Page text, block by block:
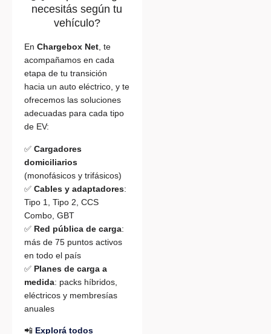
necesitás según tu
vehículo?
En Chargebox Net, te
acompañamos en cada
etapa de tu transición
hacia un auto eléctrico, y te
ofrecemos las soluciones
adecuadas para cada tipo
de EV:
✅ Cargadores
domiciliarios
(monofásicos y trifásicos)
✅ Cables y adaptadores:
Tipo 1, Tipo 2, CCS
Combo, GBT
✅ Red pública de carga:
más de 75 puntos activos
en todo el país
✅ Planes de carga a
medida: packs híbridos,
eléctricos y membresías
anuales
📲 Explorá todos